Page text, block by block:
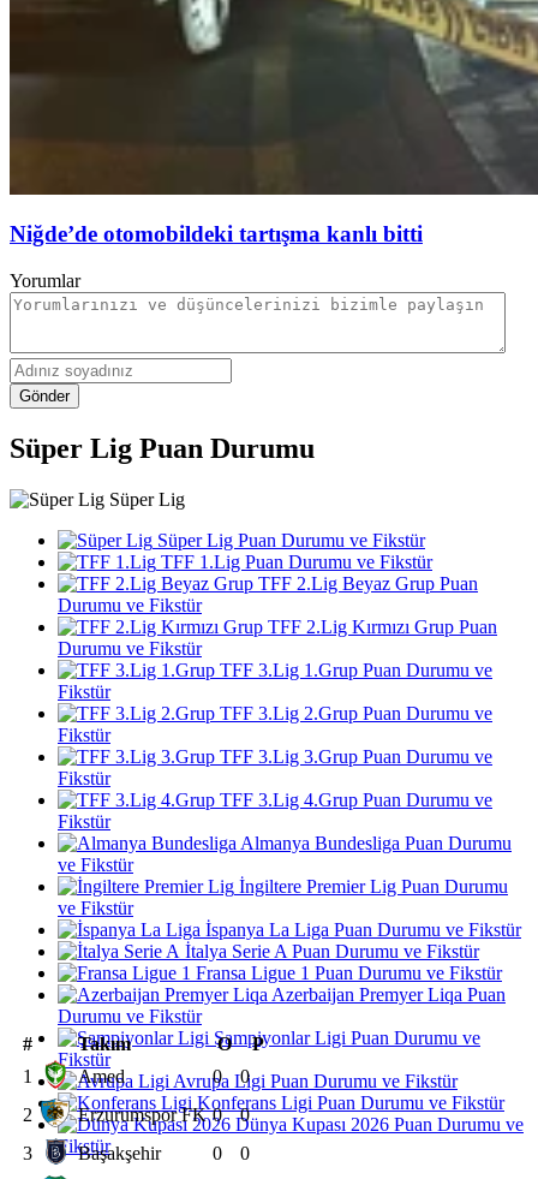
Niğde’de otomobildeki tartışma kanlı bitti
Yorumlar
Gönder
Süper Lig Puan Durumu
Süper Lig
Süper Lig Puan Durumu ve Fikstür
TFF 1.Lig Puan Durumu ve Fikstür
TFF 2.Lig Beyaz Grup Puan
Durumu ve Fikstür
TFF 2.Lig Kırmızı Grup Puan
Durumu ve Fikstür
TFF 3.Lig 1.Grup Puan Durumu ve
Fikstür
TFF 3.Lig 2.Grup Puan Durumu ve
Fikstür
TFF 3.Lig 3.Grup Puan Durumu ve
Fikstür
TFF 3.Lig 4.Grup Puan Durumu ve
Fikstür
Almanya Bundesliga Puan Durumu
ve Fikstür
İngiltere Premier Lig Puan Durumu
ve Fikstür
İspanya La Liga Puan Durumu ve Fikstür
İtalya Serie A Puan Durumu ve Fikstür
Fransa Ligue 1 Puan Durumu ve Fikstür
Azerbaijan Premyer Liqa Puan
Durumu ve Fikstür
Şampiyonlar Ligi Puan Durumu ve
Fikstür
Avrupa Ligi Puan Durumu ve Fikstür
Konferans Ligi Puan Durumu ve Fikstür
Dünya Kupası 2026 Puan Durumu ve
Fikstür
# Takım O
P
1
Amed 0
0
2
Erzurumspor FK 0
0
3
Başakşehir 0
0